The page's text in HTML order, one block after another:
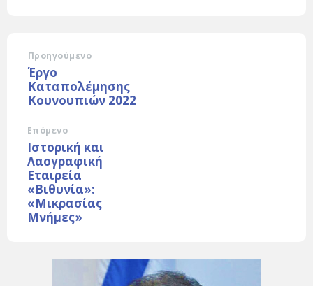
Προηγούμενο
Έργο
Καταπολέμησης
Κουνουπιών 2022
Επόμενο
Ιστορική και
Λαογραφική
Εταιρεία
«Βιθυνία»:
«Μικρασίας
Μνήμες»